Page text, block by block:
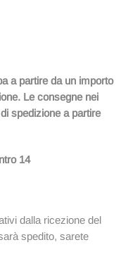
a partire da un importo
Le consegne nei
spedizione a partire
14
dalla ricezione del
spedito, sarete